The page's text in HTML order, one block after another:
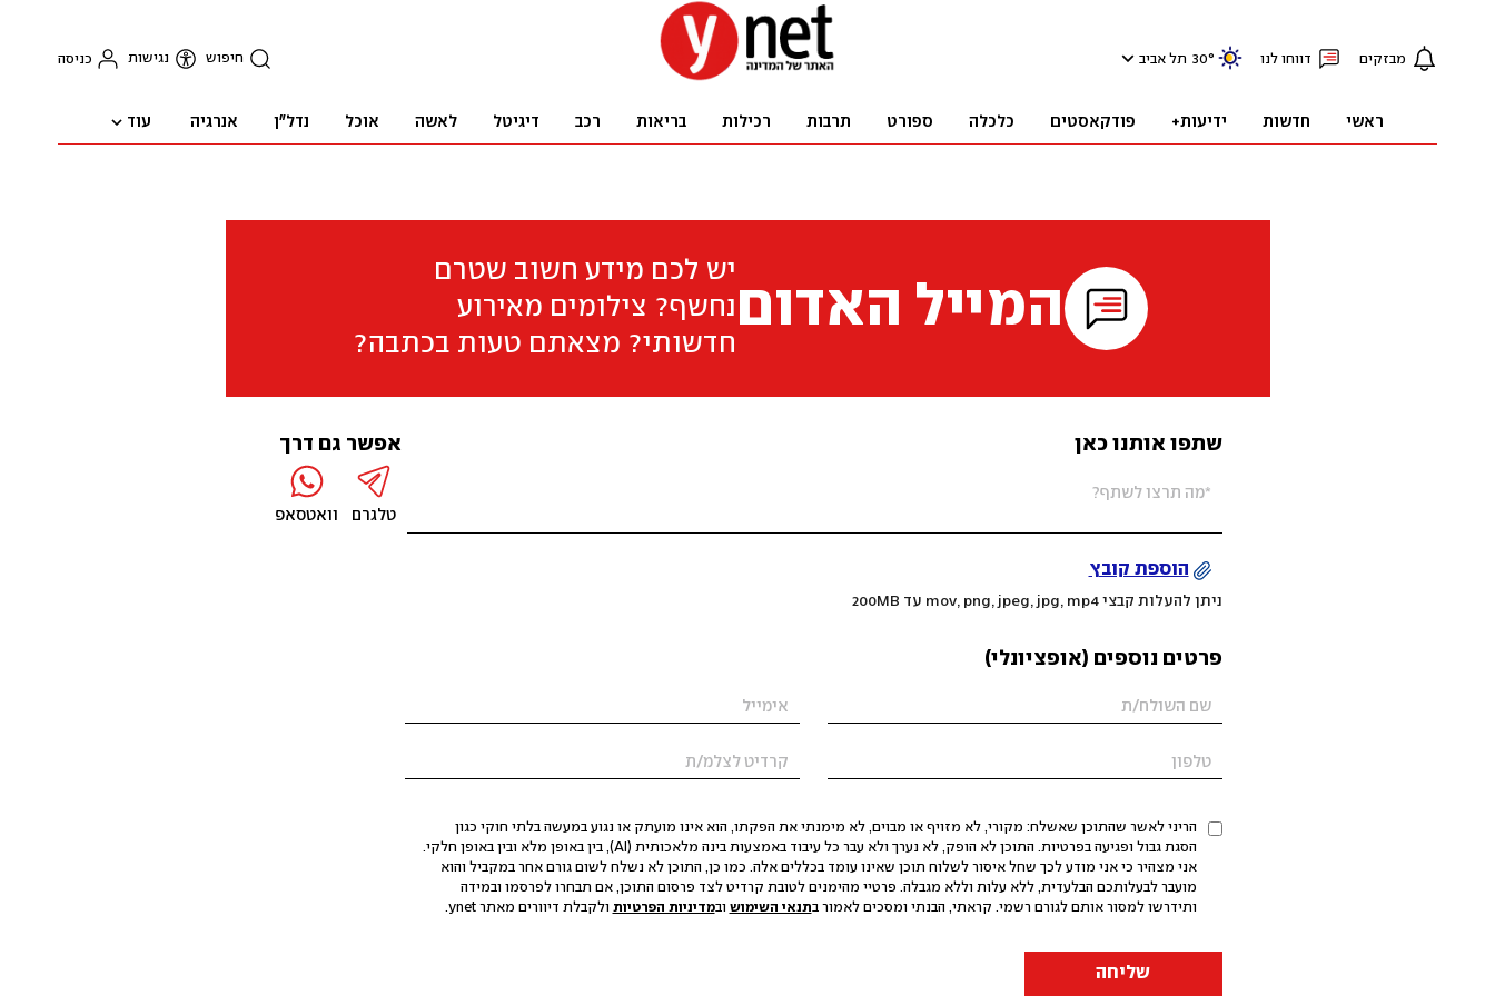
מבזקים דווחו לנו 30° תל אביב חיפוש נגישות כניסה
ראשי חדשות ידיעות+ פודקאסטים כלכלה ספורט תרבות רכילות בריאות רכב דיגיטל לאשה אוכל נדל"ן אנרגיה עוד
המייל האדום
יש לכם מידע חשוב שטרם
נחשף? צילומים מאירוע
חדשותי? מצאתם טעות בכתבה?
שתפו אותנו כאן
הוספת קובץ
ניתן להעלות קבצי mov, png, jpeg, jpg, mp4 עד 200MB
פרטים נוספים (אופציונלי)
הריני לאשר שהתוכן שאשלח: מקורי, לא מזויף או מבוים, לא מימנתי את הפקתו, הוא אינו מועתק או נגוע במעשה בלתי חוקי כגון
הסגת גבול ופגיעה בפרטיות. התוכן לא הופק, לא נערך ולא עבר כל עיבוד באמצעות בינה מלאכותית (AI), בין באופן מלא ובין באופן חלקי.
אני מצהיר כי אני מודע לכך שחל איסור לשלוח תוכן שאינו עומד בכללים אלה. כמו כן, התוכן לא נשלח לשום גורם אחר במקביל והוא
מועבר לבעלותכם הבלעדית, ללא עלות וללא מגבלה. פרטיי מהימנים לטובת קרדיט לצד פרסום התוכן, אם תבחרו לפרסמו ובמידה
ותידרשו למסור אותם לגורם רשמי. קראתי, הבנתי ומסכים לאמור בתנאי השימוש ובמדיניות הפרטיות ולקבלת דיוורים מאתר ynet.
שליחה
אפשר גם דרך
טלגרם וואטסאפ